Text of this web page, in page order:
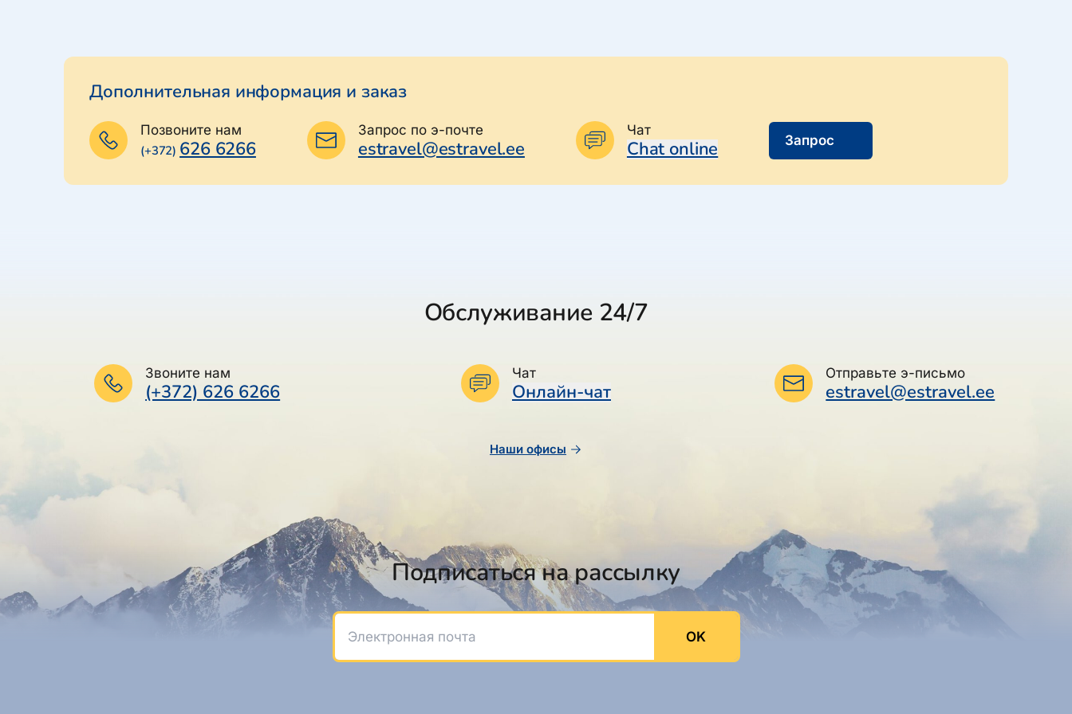
Дополнительная информация и заказ
Позвоните нам
(+372) 626 6266
Запрос по э-почте
estravel@estravel.ee
Чат
Chat online Запрос
Обслуживание 24/7
Звоните нам
(+372) 626 6266
Чат
Онлайн-чат
Отправьте э-письмо
estravel@estravel.ee
Наши офисы
Подписаться на рассылку
Электронная почта
OK